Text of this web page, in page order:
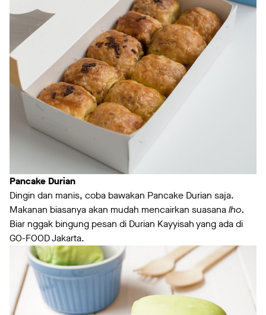
Pancake Durian
Dingin dan manis, coba bawakan Pancake Durian saja.
Makanan biasanya akan mudah mencairkan suasanalho.
Biar nggak bingung pesan di Durian Kayyisah yang ada di
GO-FOOD Jakarta.